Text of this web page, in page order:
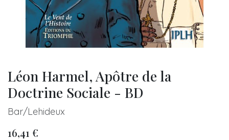
Léon Harmel, Apôtre de la
Doctrine Sociale - BD
Bar/Lehideux
16,41 €